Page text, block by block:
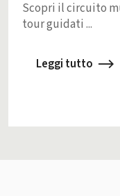
Scopri il circuito
tour guidati ...
Leggi tutto